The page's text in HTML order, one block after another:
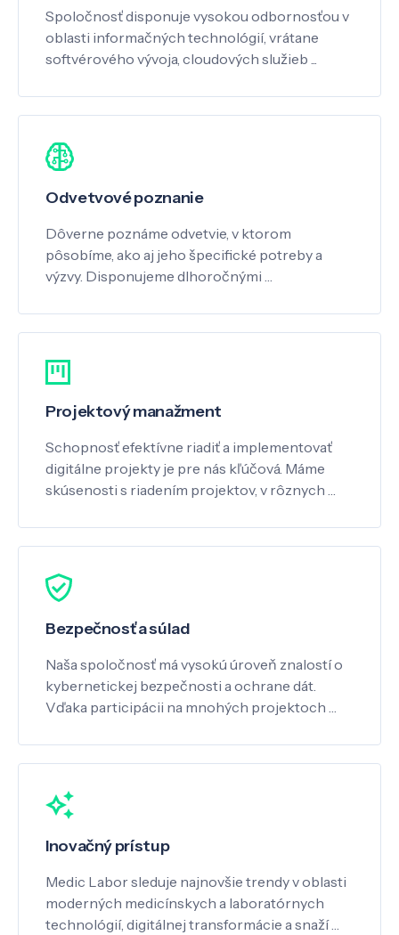
Spoločnosť disponuje vysokou odbornosťou v
oblasti informačných technológií, vrátane
softvérového vývoja, cloudových služieb ...
Odvetvové poznanie
Dôverne poznáme odvetvie, v ktorom
pôsobíme, ako aj jeho špecifické potreby a
výzvy. Disponujeme dlhoročnými …
Projektový manažment
Schopnosť efektívne riadiť a implementovať
digitálne projekty je pre nás kľúčová. Máme
skúsenosti s riadením projektov, v rôznych …
Bezpečnosť a súlad
Naša spoločnosť má vysokú úroveň znalostí o
kybernetickej bezpečnosti a ochrane dát.
Vďaka participácii na mnohých projektoch …
Inovačný prístup
Medic Labor sleduje najnovšie trendy v oblasti
moderných medicínskych a laboratórnych
technológií, digitálnej transformácie a snaží …